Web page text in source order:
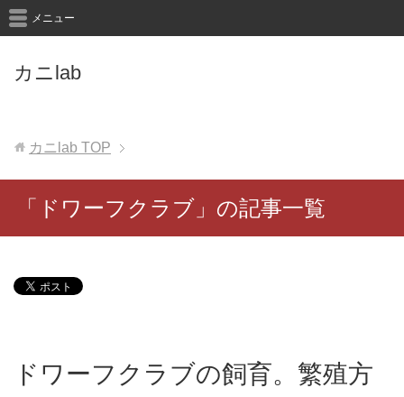
カニlab
メニュー
カニlab TOP
「ドワーフクラブ」の記事一覧
ドワーフクラブの飼育。繁殖方